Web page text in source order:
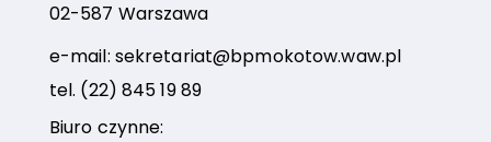
02-587 Warszawa
e-mail: sekretariat@bpmokotow.waw.pl
tel. (22) 845 19 89
Biuro czynne: